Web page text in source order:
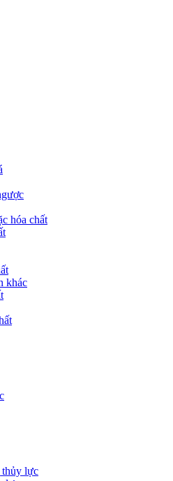
hóa chất
khác
thủy lực